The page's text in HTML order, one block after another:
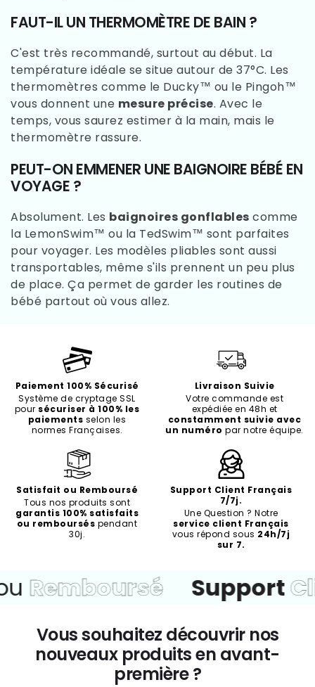
FAUT-IL UN THERMOMÈTRE DE BAIN ?
C'est très recommandé, surtout au début. La
température idéale se situe autour de 37°C. Les
thermomètres comme le Ducky™ ou le Pingoh™
vous donnent une mesure précise. Avec le
temps, vous saurez estimer à la main, mais le
thermomètre rassure.
PEUT-ON EMMENER UNE BAIGNOIRE BÉBÉ EN
VOYAGE ?
Absolument. Les baignoires gonflables comme
la LemonSwim™ ou la TedSwim™ sont parfaites
pour voyager. Les modèles pliables sont aussi
transportables, même s'ils prennent un peu plus
de place. Ça permet de garder les routines de
bébé partout où vous allez.
Paiement 100% Sécurisé
Système de cryptage SSL
pour sécuriser à 100% les
paiements selon les
normes Françaises.
Livraison Suivie
Votre commande est
expédiée en 48h et
constamment suivie avec
un numéro par notre équipe.
Satisfait ou Remboursé
Tous nos produits sont
garantis 100% satisfaits
ou remboursés pendant
30j.
Support Client Français
7/7j.
Une Question ? Notre
service client Français
vous répond sous 24h/7j
sur 7.
SupportClient
Vous souhaitez découvrir nos
nouveaux produits en avant-
première ?